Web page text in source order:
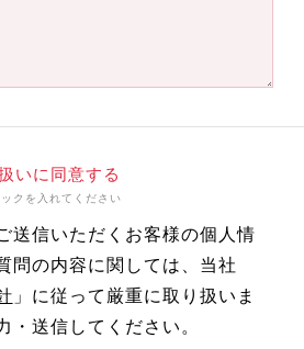
いに同意する
クを入れてください
送信いただくお客様の個人情
問の内容に関しては、当社
」に従って厳重に取り扱いま
・送信してください。